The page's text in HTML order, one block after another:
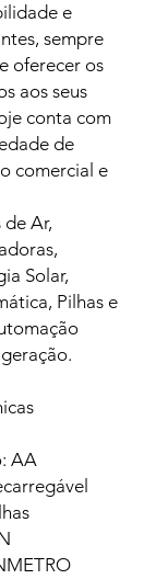
e
sempre
oferecer os
aos seus
conta com
de
comercial e
Ar,
Solar,
Pilhas e
AA